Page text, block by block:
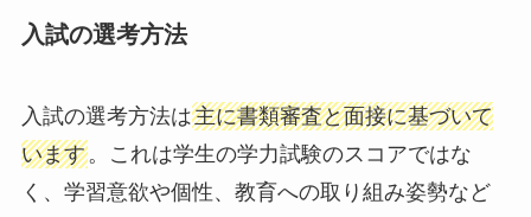
入試の選考方法
入試の選考方法は主に書類審査と面接に基づいて
います。これは学生の学力試験のスコアではな
く、学習意欲や個性、教育への取り組み姿勢など